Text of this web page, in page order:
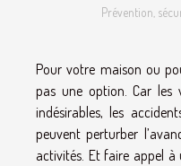
Prévention,
Pour votre maison ou
pas une option. Car les
indésirables, les
peuvent perturber
activités. Et faire appel à